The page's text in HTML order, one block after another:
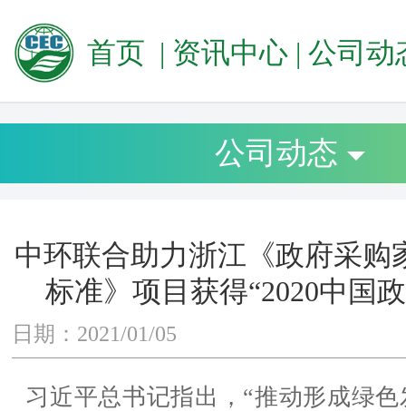
首页 | 资讯中心 | 公司动
公司动态
中环联合助力浙江《政府采购
标准》项目获得“2020中国
日期：2021/01/05
习近平总书记指出，“推动形成绿